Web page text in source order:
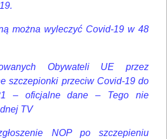
można wyleczyć Covid-19 w 48
Obywateli UE przez
szczepionki przeciw Covid-19 do
– oficjalne dane – Tego nie
TV
NOP po szczepieniu